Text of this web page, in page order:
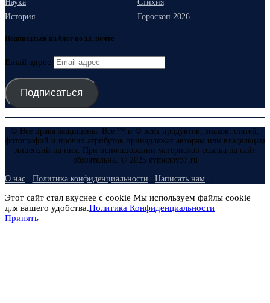
Наука
Стихия
История
Гороскоп 2026
Подписаться на блог по эл. почте
Email адрес
Подписаться
© Все права защищены. Все ™ и © всех продуктов, знаков, статей,
фотографий и прочих атрибутов принадлежат авторам или владельцам
лицензий на них. При использовании материалов ссылка на сайт
обязательна. © 2025 evmenov37.ru
О нас Политика конфиденциальности Написать нам
Этот сайт стал вкуснее с cookie Мы используем файлы cookie
для вашего удобства.Политика Конфиденциальности
Принять